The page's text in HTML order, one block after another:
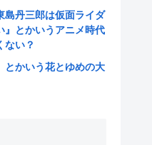
島丹三郎は仮面ライダ
』とかいうアニメ時代
ない？
とかいう花とゆめの大